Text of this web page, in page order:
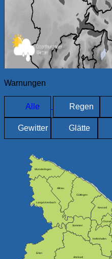
Warnungen
Alle Regen
Gewitter Glätte
Münsterlingen
Langrickenbach
Altnau
Güttingen
Kesswil
Dozwil
Erlen
Amriswil
Hefenhofen
Sommeri